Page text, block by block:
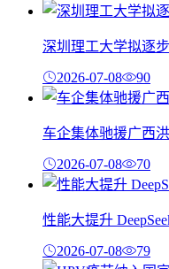
深圳理工大学拟逐
2026-07-08 90
车企集体驰援广西
2026-07-08 70
性能大提升
2026-07-08 79